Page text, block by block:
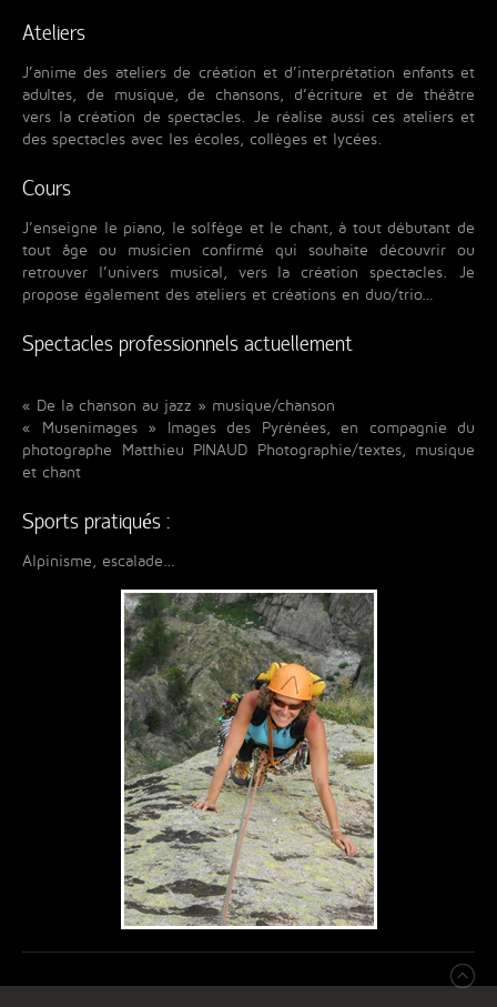
Ateliers
J’anime des ateliers de création et d’interprétation enfants et
adultes, de musique, de chansons, d’écriture et de théâtre
vers la création de spectacles. Je réalise aussi ces ateliers et
des spectacles avec les écoles, collèges et lycées.
Cours
J’enseigne le piano, le solfège et le chant, à tout débutant de
tout âge ou musicien confirmé qui souhaite découvrir ou
retrouver l’univers musical, vers la création spectacles. Je
propose également des ateliers et créations en duo/trio…
Spectacles professionnels actuellement
« De la chanson au jazz » musique/chanson
« Musenimages » Images des Pyrénées, en compagnie du
photographe Matthieu PINAUD Photographie/textes, musique
et chant
Sports pratiqués :
Alpinisme, escalade…